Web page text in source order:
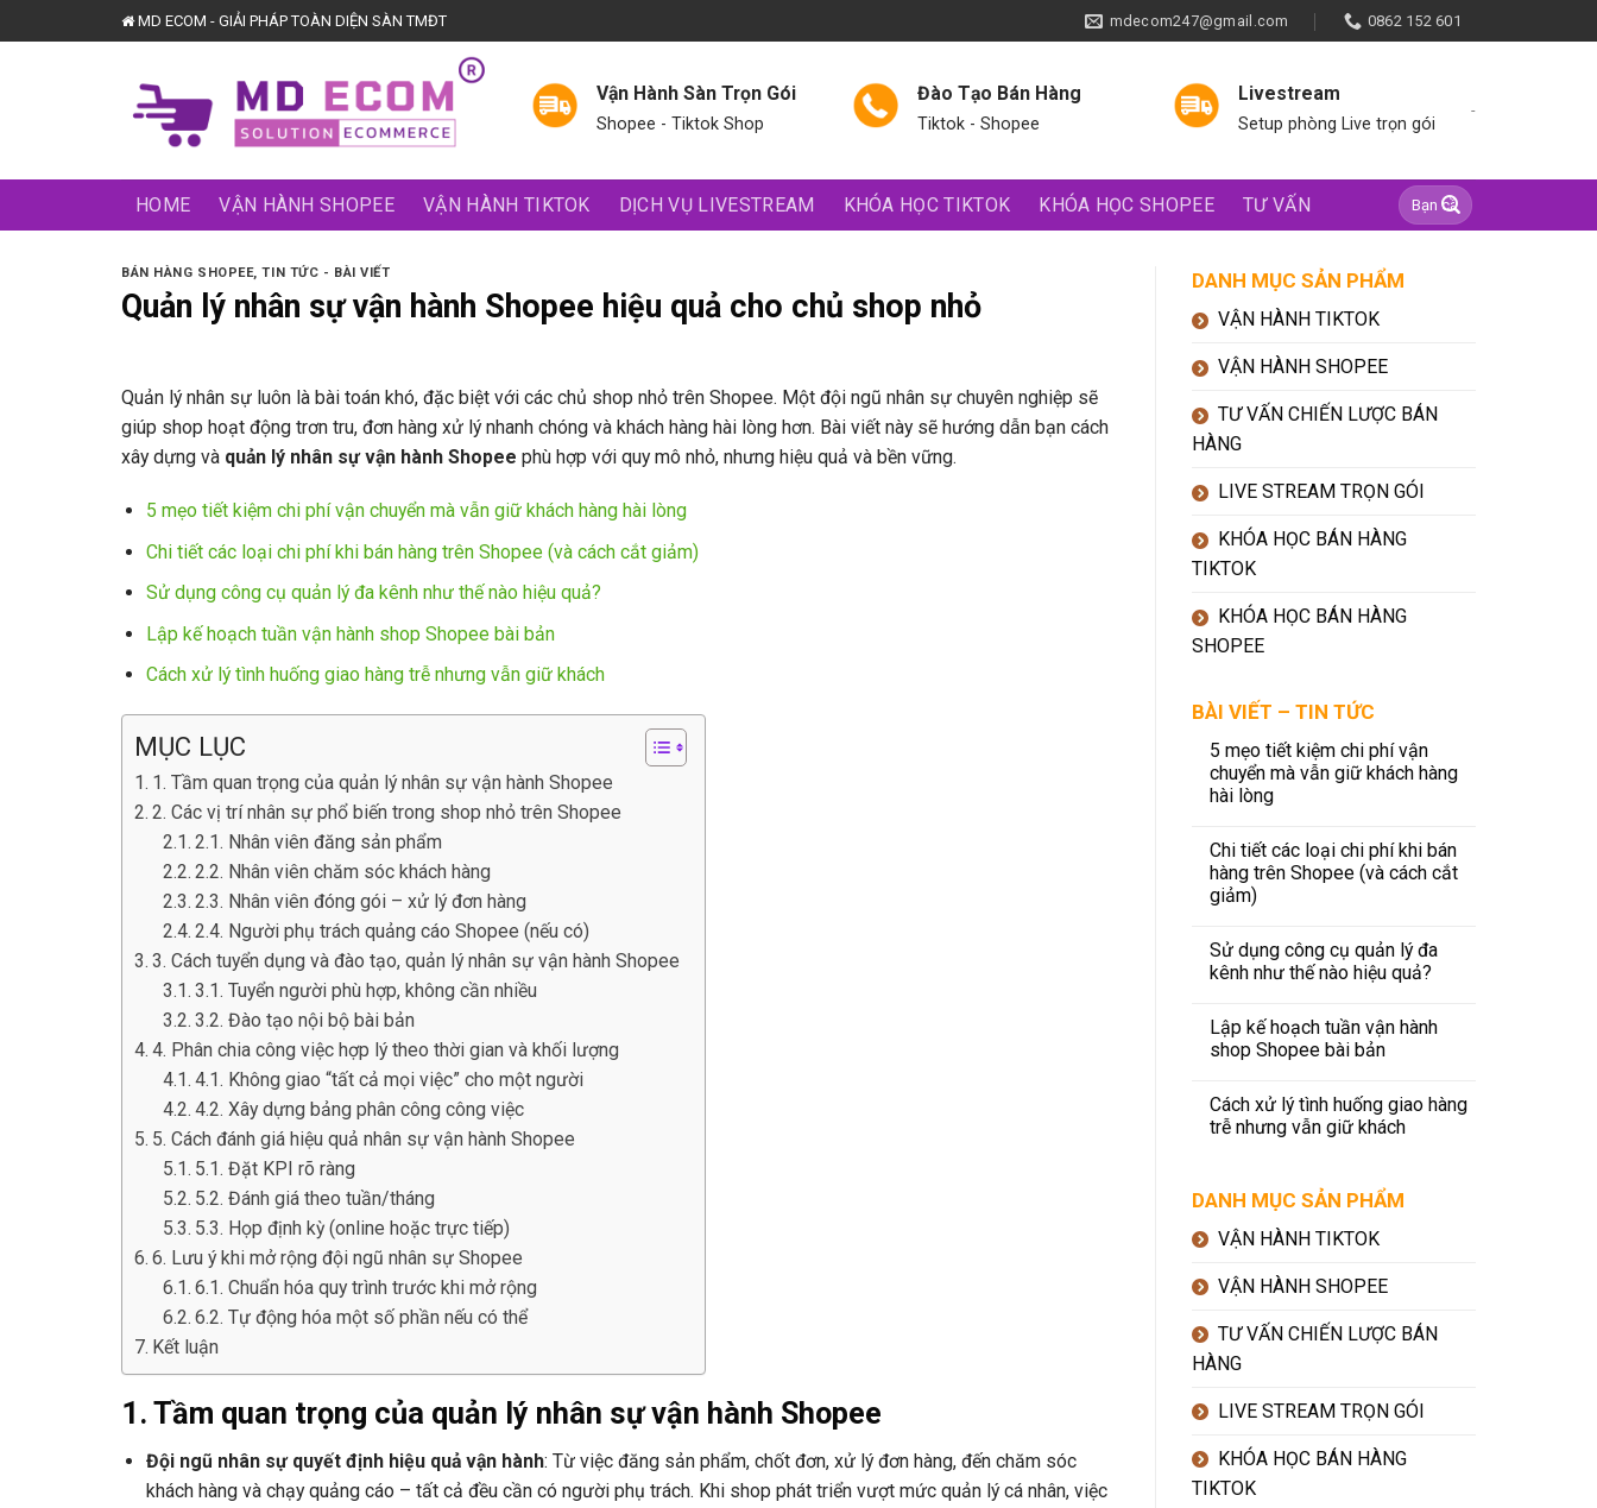
to
MD ECOM - GIẢI PHÁP TOÀN DIỆN SÀN TMĐT mdecom247@gmail.com 0862 152 601
Vận Hành Sàn Trọn Gói
Shopee - Tiktok Shop
Đào Tạo Bán Hàng
Tiktok - Shopee
Livestream
Setup phòng Live trọn gói
-
HOME VẬN HÀNH SHOPEE VẬN HÀNH TIKTOK DỊCH VỤ LIVESTREAM KHÓA HỌC TIKTOK KHÓA HỌC SHOPEE TƯ VẤN
BÁN HÀNG SHOPEE,TIN TỨC - BÀI VIẾT
Quản lý nhân sự vận hành Shopee hiệu quả cho chủ shop nhỏ
Quản lý nhân sự luôn là bài toán khó, đặc biệt với các chủ shop nhỏ trên Shopee. Một đội ngũ nhân sự chuyên nghiệp sẽ
giúp shop hoạt động trơn tru, đơn hàng xử lý nhanh chóng và khách hàng hài lòng hơn. Bài viết này sẽ hướng dẫn bạn cách
xây dựng và quản lý nhân sự vận hành Shopee phù hợp với quy mô nhỏ, nhưng hiệu quả và bền vững.
5 mẹo tiết kiệm chi phí vận chuyển mà vẫn giữ khách hàng hài lòng
Chi tiết các loại chi phí khi bán hàng trên Shopee (và cách cắt giảm)
Sử dụng công cụ quản lý đa kênh như thế nào hiệu quả?
Lập kế hoạch tuần vận hành shop Shopee bài bản
Cách xử lý tình huống giao hàng trễ nhưng vẫn giữ khách
MỤC LỤC
1. Tầm quan trọng của quản lý nhân sự vận hành Shopee
2. Các vị trí nhân sự phổ biến trong shop nhỏ trên Shopee
2.1. Nhân viên đăng sản phẩm
2.2. Nhân viên chăm sóc khách hàng
2.3. Nhân viên đóng gói – xử lý đơn hàng
2.4. Người phụ trách quảng cáo Shopee (nếu có)
3. Cách tuyển dụng và đào tạo, quản lý nhân sự vận hành Shopee
3.1. Tuyển người phù hợp, không cần nhiều
3.2. Đào tạo nội bộ bài bản
4. Phân chia công việc hợp lý theo thời gian và khối lượng
4.1. Không giao “tất cả mọi việc” cho một người
4.2. Xây dựng bảng phân công công việc
5. Cách đánh giá hiệu quả nhân sự vận hành Shopee
5.1. Đặt KPI rõ ràng
5.2. Đánh giá theo tuần/tháng
5.3. Họp định kỳ (online hoặc trực tiếp)
6. Lưu ý khi mở rộng đội ngũ nhân sự Shopee
6.1. Chuẩn hóa quy trình trước khi mở rộng
6.2. Tự động hóa một số phần nếu có thể
Kết luận
1. Tầm quan trọng của quản lý nhân sự vận hành Shopee
Đội ngũ nhân sự quyết định hiệu quả vận hành: Từ việc đăng sản phẩm, chốt đơn, xử lý đơn hàng, đến chăm sóc
khách hàng và chạy quảng cáo – tất cả đều cần có người phụ trách. Khi shop phát triển vượt mức quản lý cá nhân, việc
DANH MỤC SẢN PHẨM
VẬN HÀNH TIKTOK
VẬN HÀNH SHOPEE
TƯ VẤN CHIẾN LƯỢC BÁN
HÀNG
LIVE STREAM TRỌN GÓI
KHÓA HỌC BÁN HÀNG
TIKTOK
KHÓA HỌC BÁN HÀNG
SHOPEE
BÀI VIẾT – TIN TỨC
5 mẹo tiết kiệm chi phí vận
chuyển mà vẫn giữ khách hàng
hài lòng
Chi tiết các loại chi phí khi bán
hàng trên Shopee (và cách cắt
giảm)
Sử dụng công cụ quản lý đa
kênh như thế nào hiệu quả?
Lập kế hoạch tuần vận hành
shop Shopee bài bản
Cách xử lý tình huống giao hàng
trễ nhưng vẫn giữ khách
DANH MỤC SẢN PHẨM
VẬN HÀNH TIKTOK
VẬN HÀNH SHOPEE
TƯ VẤN CHIẾN LƯỢC BÁN
HÀNG
LIVE STREAM TRỌN GÓI
KHÓA HỌC BÁN HÀNG
TIKTOK